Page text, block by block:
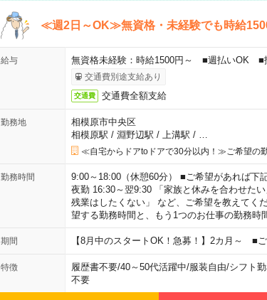
≪週2日～OK≫無資格・未経験でも時給
給与 無資格未経験：時給1500円～ ■週払いOK ■
交通費別途支給あり
交通費 交通費全額支給
勤務地
相模原市中央区
相模原駅 / 淵野辺駅 / 上溝駅 /
≪自宅からドアtoドアで30分以内！≫ご希望の勤
勤務時間
9:00～18:00（休憩60分） ■ご希望があれば下
夜勤 16:30～翌9:30 「家族と休みを合わせた
残業はしたくない」 など、ご希望を教えて
望する勤務時間と、もう1つのお仕事の勤務時
期間 【8月中のスタートOK！急募！】2カ月～ ■
特徴 履歴書不要/40～50代活躍中/服装自由/シフト
不要